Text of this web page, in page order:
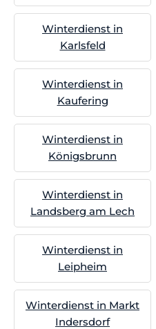
Winterdienst in
Karlsfeld
Winterdienst in
Kaufering
Winterdienst in
Königsbrunn
Winterdienst in
Landsberg am Lech
Winterdienst in
Leipheim
Winterdienst in Markt
Indersdorf